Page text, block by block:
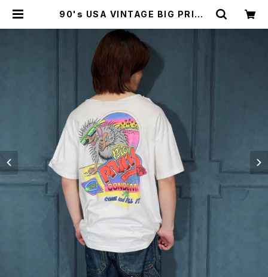
90's USA VINTAGE BIG PRICK
UMMER STRAND DOUBLE SIDE
D PRINT DESIGN T SHIRT/90年
代アメリカ古着両面プリントデザイン
Tシャツ | Titti Vintage